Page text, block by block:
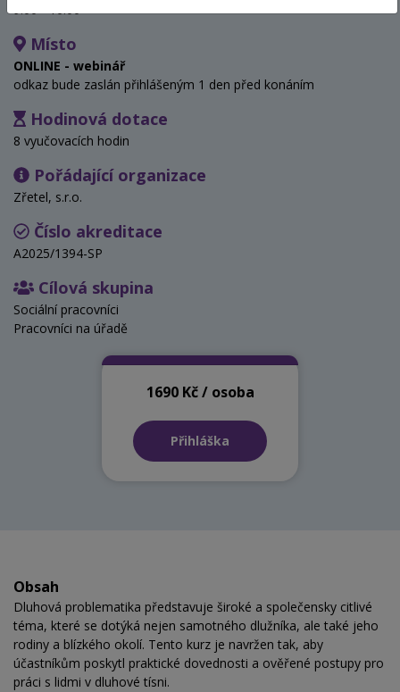
9:00 - 16:00
Místo
ONLINE - webinář
odkaz bude zaslán přihlášeným 1 den před konáním
Hodinová dotace
8 vyučovacích hodin
Pořádající organizace
Zřetel, s.r.o.
Číslo akreditace
A2025/1394-SP
Cílová skupina
Sociální pracovníci
Pracovníci na úřadě
1690 Kč / osoba
Přihláška
Obsah
Dluhová problematika představuje široké a společensky citlivé
téma, které se dotýká nejen samotného dlužníka, ale také jeho
rodiny a blízkého okolí. Tento kurz je navržen tak, aby
účastníkům poskytl praktické dovednosti a ověřené postupy pro
práci s lidmi v dluhové tísni.